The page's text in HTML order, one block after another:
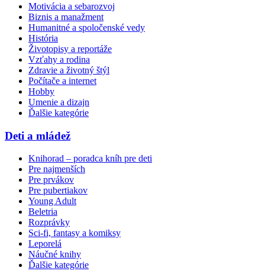
Motivácia a sebarozvoj
Biznis a manažment
Humanitné a spoločenské vedy
História
Životopisy a reportáže
Vzťahy a rodina
Zdravie a životný štýl
Počítače a internet
Hobby
Umenie a dizajn
Ďalšie kategórie
Deti a mládež
Knihorad – poradca kníh pre deti
Pre najmenších
Pre prvákov
Pre pubertiakov
Young Adult
Beletria
Rozprávky
Sci-fi, fantasy a komiksy
Leporelá
Náučné knihy
Ďalšie kategórie